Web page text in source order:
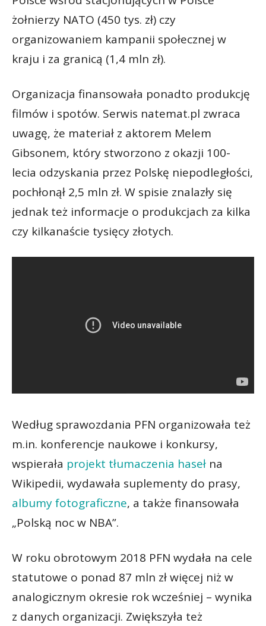
żołnierzy NATO (450 tys. zł) czy
organizowaniem kampanii społecznej w
kraju i za granicą (1,4 mln zł).
Organizacja finansowała ponadto produkcję
filmów i spotów. Serwis natemat.pl zwraca
uwagę, że materiał z aktorem Melem
Gibsonem, który stworzono z okazji 100-
lecia odzyskania przez Polskę niepodległości,
pochłonął 2,5 mln zł. W spisie znalazły się
jednak też informacje o produkcjach za kilka
czy kilkanaście tysięcy złotych.
Według sprawozdania PFN organizowała też
m.in. konferencje naukowe i konkursy,
wspierała projekt tłumaczenia haseł na
Wikipedii, wydawała suplementy do prasy,
albumy fotograficzne, a także finansowała
„Polską noc w NBA”.
W roku obrotowym 2018 PFN wydała na cele
statutowe o ponad 87 mln zł więcej niż w
analogicznym okresie rok wcześniej – wynika
z danych organizacji. Zwiększyła też